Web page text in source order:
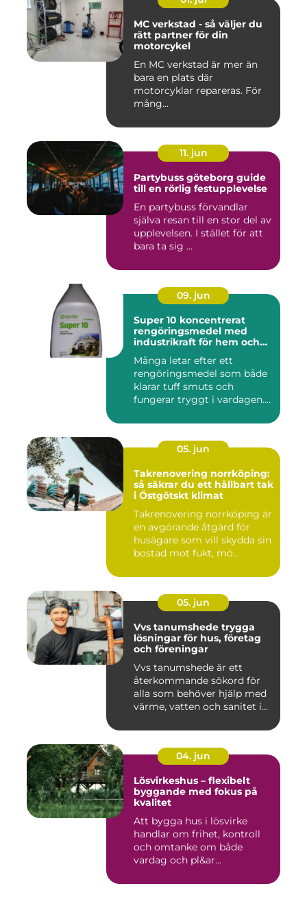
MC verkstad - så väljer du
rätt partner för din
motorcykel
En MC verkstad är mer än
bara en plats där
motorcyklar repareras. För
mång...
11. jun
Partybuss göteborg guide
till en rörlig festupplevelse
En partybuss förvandlar
själva resan till en stor del av
upplevelsen. I stället för att
bara ta sig ...
09. jun
Super 10 koncentrerat
rengöringsmedel med
industrikraft för hem och
Många letar efter ett
rengöringsmedel som både
klarar tuff smuts och
fungerar tryggt i vardagen.
05. jun
Takrenovering norrköping:
så säkrar du ett hållbart tak
i Östgötskt klimat
Takrenovering norrköping är
en avgörande åtgärd för
husägare som vill skydda sin
bostad mot fukt, mö...
05. jun
Vvs tanumshede trygga
lösningar för hus, företag
och föreningar
Vvs tanumshede är ett
återkommande sökord för
alla som behöver hjälp med
värme, vatten och sanitet i...
04. jun
Lösvirkeshus – flexibelt
byggande med fokus på
kvalitet
Att bygga hus i lösvirke
handlar om frihet, kontroll
och omtanke om både
vardag och pl&ar...